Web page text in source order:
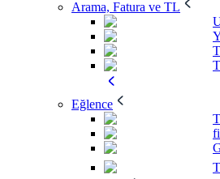
Arama, Fatura ve TL
Eğlence